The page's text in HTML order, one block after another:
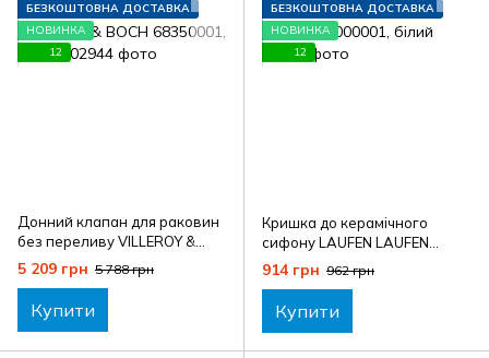
БЕЗКОШТОВНА ДОСТАВКА
НОВИНКА
12
Донний клапан для раковин
без переливу VILLEROY &
BOCH 68350001, білий
5 209 грн 5 788 грн
Купити
БЕЗКОШТОВНА ДОСТАВКА
НОВИНКА
12
Кришка до керамічного
сифону LAUFEN LAUFEN
H8981900000001, білий
914 грн 962 грн
Купити